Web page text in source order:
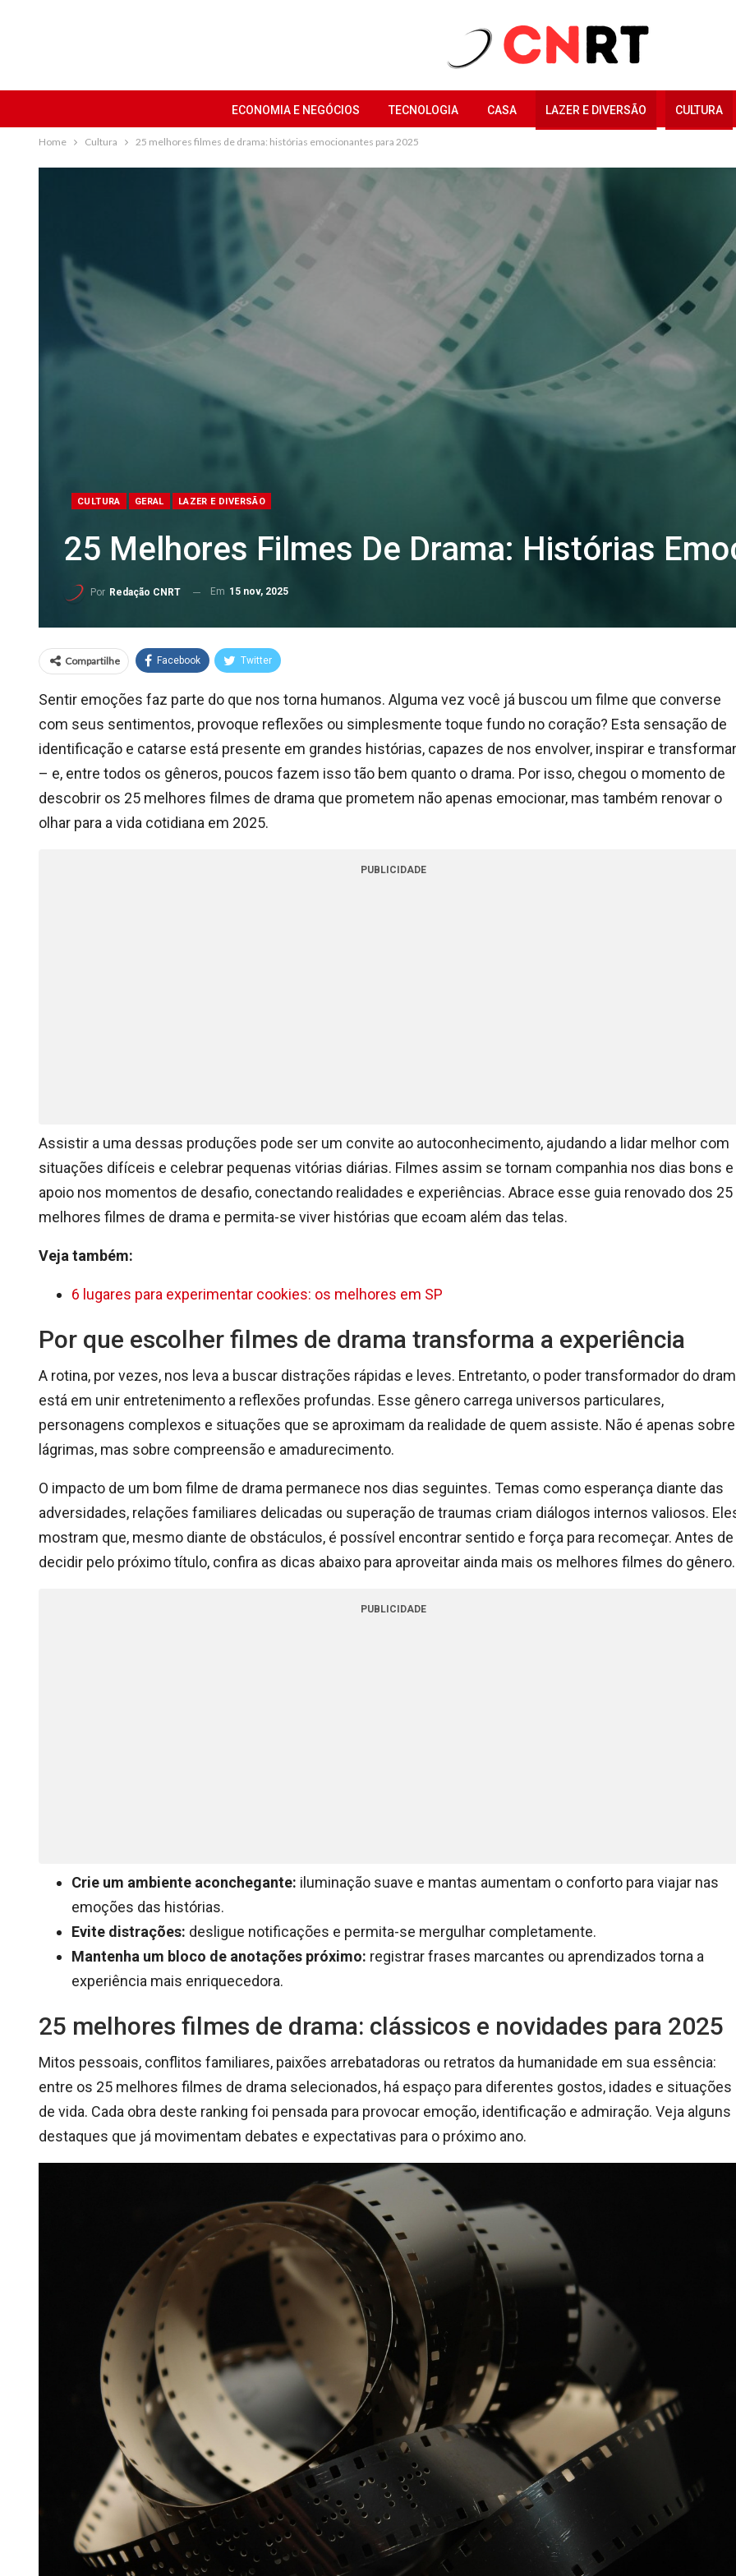
ECONOMIA E NEGÓCIOS TECNOLOGIA CASA LAZER E DIVERSÃO CULTURA
Home Cultura 25 melhores filmes de drama: histórias emocionantes para 2025
CULTURA GERAL LAZER E DIVERSÃO
25 Melhores Filmes De Drama: Histórias
Por Redação CNRT Em 15 nov, 2025
Compartilhe Facebook Twitter
Sentir emoções faz parte do que nos torna humanos. Alguma vez você já buscou um filme que converse
com seus sentimentos, provoque reflexões ou simplesmente toque fundo no coração? Esta sensação de
identificação e catarse está presente em grandes histórias, capazes de nos envolver, inspirar e transformar
– e, entre todos os gêneros, poucos fazem isso tão bem quanto o drama. Por isso, chegou o momento de
descobrir os 25 melhores filmes de drama que prometem não apenas emocionar, mas também renovar o
olhar para a vida cotidiana em 2025.
PUBLICIDADE
Assistir a uma dessas produções pode ser um convite ao autoconhecimento, ajudando a lidar melhor com
situações difíceis e celebrar pequenas vitórias diárias. Filmes assim se tornam companhia nos dias bons e
apoio nos momentos de desafio, conectando realidades e experiências. Abrace esse guia renovado dos 25
melhores filmes de drama e permita-se viver histórias que ecoam além das telas.
Veja também:
6 lugares para experimentar cookies: os melhores em SP
Por que escolher filmes de drama transforma a experiência
A rotina, por vezes, nos leva a buscar distrações rápidas e leves. Entretanto, o poder transformador do
está em unir entretenimento a reflexões profundas. Esse gênero carrega universos particulares,
personagens complexos e situações que se aproximam da realidade de quem assiste. Não é apenas sobre
lágrimas, mas sobre compreensão e amadurecimento.
O impacto de um bom filme de drama permanece nos dias seguintes. Temas como esperança diante das
adversidades, relações familiares delicadas ou superação de traumas criam diálogos internos valiosos.
mostram que, mesmo diante de obstáculos, é possível encontrar sentido e força para recomeçar. Antes de
decidir pelo próximo título, confira as dicas abaixo para aproveitar ainda mais os melhores filmes do gênero.
PUBLICIDADE
Crie um ambiente aconchegante: iluminação suave e mantas aumentam o conforto para viajar nas
emoções das histórias.
Evite distrações: desligue notificações e permita-se mergulhar completamente.
Mantenha um bloco de anotações próximo: registrar frases marcantes ou aprendizados torna a
experiência mais enriquecedora.
25 melhores filmes de drama: clássicos e novidades para 2025
Mitos pessoais, conflitos familiares, paixões arrebatadoras ou retratos da humanidade em sua essência:
entre os 25 melhores filmes de drama selecionados, há espaço para diferentes gostos, idades e situações
de vida. Cada obra deste ranking foi pensada para provocar emoção, identificação e admiração. Veja alguns
destaques que já movimentam debates e expectativas para o próximo ano.